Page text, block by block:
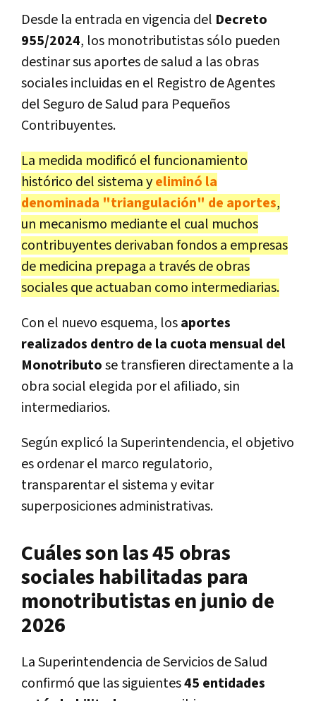
Desde la entrada en vigencia del Decreto
955/2024, los monotributistas sólo pueden
destinar sus aportes de salud a las obras
sociales incluidas en el Registro de Agentes
del Seguro de Salud para Pequeños
Contribuyentes.
La medida modificó el funcionamiento
histórico del sistema yeliminó la
denominada "triangulación" de aportes,
un mecanismo mediante el cual muchos
contribuyentes derivaban fondos a empresas
de medicina prepaga a través de obras
sociales que actuaban como intermediarias.
Con el nuevo esquema, losaportes
realizados dentro de la cuota mensual del
Monotributose transfieren directamente a la
obra social elegida por el afiliado, sin
intermediarios.
Según explicó la Superintendencia, el objetivo
es ordenar el marco regulatorio,
transparentar el sistema y evitar
superposiciones administrativas.
Cuáles son las 45 obras
sociales habilitadas para
monotributistas en junio de
2026
La Superintendencia de Servicios de Salud
confirmó que las siguientes45 entidades